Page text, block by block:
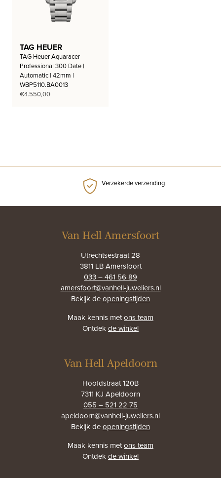
TAG HEUER
TAG Heuer Aquaracer
Professional 300 Date |
Automatic | 42mm |
WBP5110.BA0013
€4.550,00
Verzekerde verzending
Van Hell Amersfoort
Utrechtsestraat 28
3811 LB Amersfoort
033 – 461 56 89
amersfoort@vanhell-juweliers.nl
Bekijk deopeningstijden
Maak kennis metons team
Ontdekde winkel
Van Hell Apeldoorn
Hoofdstraat 120B
7311 KJ Apeldoorn
055 – 521 22 75
apeldoorn@vanhell-juweliers.nl
Bekijk deopeningstijden
Maak kennis metons team
Ontdekde winkel